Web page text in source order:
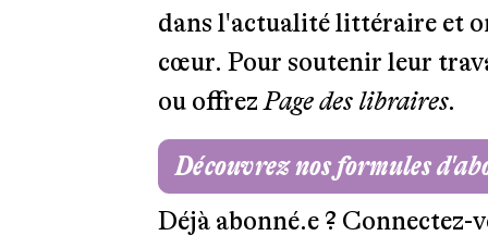
dans l'actualité littéraire et
cœur. Pour soutenir leur
ou offrezPage des libraires.
Découvrez nos formules
Déjà abonné.e ? Connectez-